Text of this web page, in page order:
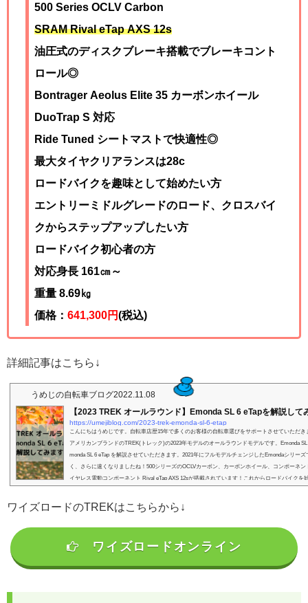
500 Series OCLV Carbon
SRAM Rival eTap AXS 12s
油圧式のディスクブレーキ搭載でブレーキコント
ロール◎
Bontrager Aeolus Elite 35 カーボンホイール
DuoTrap S 対応
Ride Tuned シートマストで快適性◎
最大タイヤクリアランスは28c
ロードバイクを趣味として始めたい方
エントリーミドルグレードのロード、クロスバイ
クからステップアップしたい方
ロードバイク初心者の方
対応身長 161㎝～
重量 8.69㎏
価格： 641,300円(税込)
詳細記事はこちら↓
うめじの自転車ブログ2022.11.08
【2023 TREK オールラウンド】Emonda SL 6 eTapを解説し
https://umejiblog.com/2023-trek-emonda-sl-6-etap
こんにちはうめじです。自転車店歴15年で多くのお客様の自転車選びをサポートさせていただき
アメリカンブランドのTREK(トレック)の2023年モデルのオールラウンドモデルです。Emonda
monda SL 6 eTap を解説させていただきます。2021年にフルモデルチェンジしたEmondaシリー
く、さらに速くなりましたね！500シリーズのOCLVカーボン、カーボンホイール、コンポーネン
イヤレス電動コンポーネント Rival eTap AXS 12sが搭載されています！これからロードバイクを
ワイズロードのTREKはこちらから↓
ワイズロードオンライン